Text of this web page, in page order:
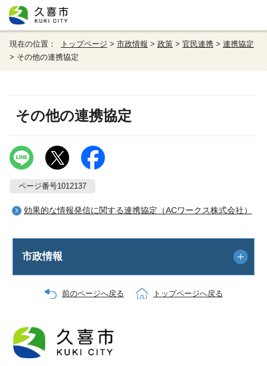
現在の位置： トップページ > 市政情報 > 政策 > 官民連携 > 連携協定
> その他の連携協定
その他の連携協定
ページ番号1012137
効果的な情報発信に関する連携協定（ACワークス株式会社）
市政情報
前のページへ戻る トップページへ戻る